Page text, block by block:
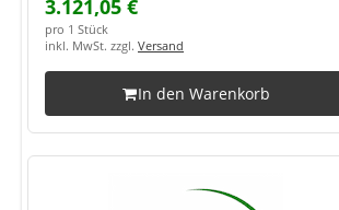
3.121,05 €
pro 1 Stück
inkl. MwSt. zzgl. Versand
In den Warenkorb